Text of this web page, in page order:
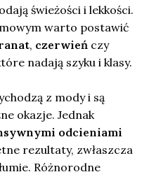
świeżości i lekkości.
warto postawić
, czerwień czy
nadają szyku i klasy.
z mody i są
okazje. Jednak
odcieniami
rezultaty, zwłaszcza
Różnorodne